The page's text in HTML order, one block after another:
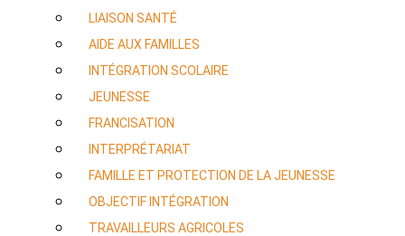
LIAISON SANTÉ
AIDE AUX FAMILLES
INTÉGRATION SCOLAIRE
JEUNESSE
FRANCISATION
INTERPRÉTARIAT
FAMILLE ET PROTECTION DE LA JEUNESSE
OBJECTIF INTÉGRATION
TRAVAILLEURS AGRICOLES